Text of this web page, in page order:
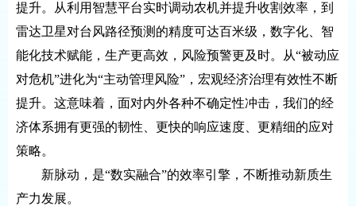
提升。从利用智慧平台实时调动农机并提升收割效率，到
雷达卫星对台风路径预测的精度可达百米级，数字化、智
能化技术赋能，生产更高效，风险预警更及时。从“被动应
对危机”进化为“主动管理风险”，宏观经济治理有效性不断
提升。这意味着，面对内外各种不确定性冲击，我们的经
济体系拥有更强的韧性、更快的响应速度、更精细的应对
策略。
新脉动，是“数实融合”的效率引擎，不断推动新质生
产力发展。